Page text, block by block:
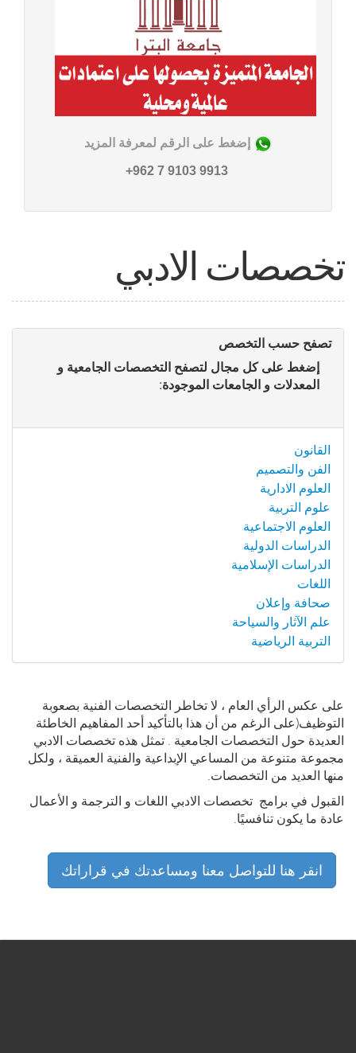
إضغط على الرقم لمعرفة المزيد
9913 9103 7 962+
تخصصات الادبي
تصفح حسب التخصص
إضغط على كل مجال لتصفح التخصصات الجامعية و
المعدلات و الجامعات الموجودة:
القانون
الفن والتصميم
العلوم الادارية
علوم التربية
العلوم الاجتماعية
الدراسات الدولية
الدراسات الإسلامية
اللغات
صحافة وإعلان
علم الآثار والسياحة
التربية الرياضية
على عكس الرأي العام ، لا تخاطر التخصصات الفنية بصعوبة
التوظيف(على الرغم من أن هذا بالتأكيد أحد المفاهيم الخاطئة
العديدة حول التخصصات الجامعية . تمثل هذه تخصصات الادبي
مجموعة متنوعة من المساعي الإبداعية والفنية العميقة ، ولكل
منها العديد من التخصصات.
القبول في برامج تخصصات الادبي اللغات و الترجمة و الأعمال
عادة ما يكون تنافسيًا.
انقر هنا للتواصل معنا ومساعدتك في قراراتك